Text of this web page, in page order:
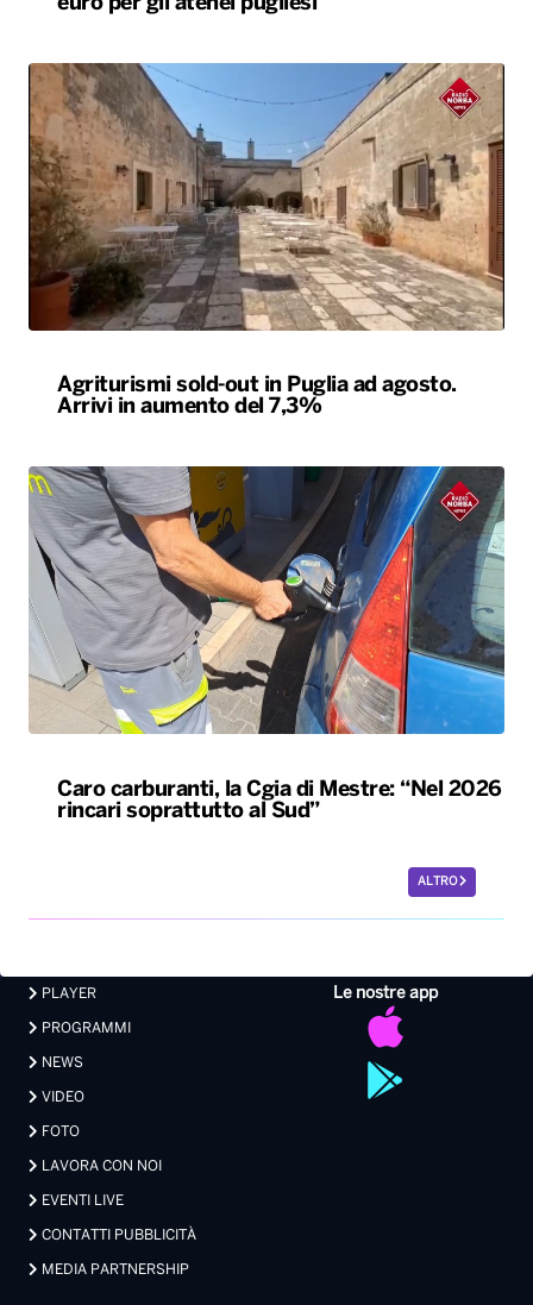
Agriturismi sold-out in Puglia ad agosto.
Arrivi in aumento del 7,3%
Caro carburanti, la Cgia di Mestre: “Nel 2026
rincari soprattutto al Sud”
ALTRO
Le nostre app
PLAYER
PROGRAMMI
NEWS
VIDEO
FOTO
LAVORA CON NOI
EVENTI LIVE
CONTATTI PUBBLICITÀ
MEDIA PARTNERSHIP